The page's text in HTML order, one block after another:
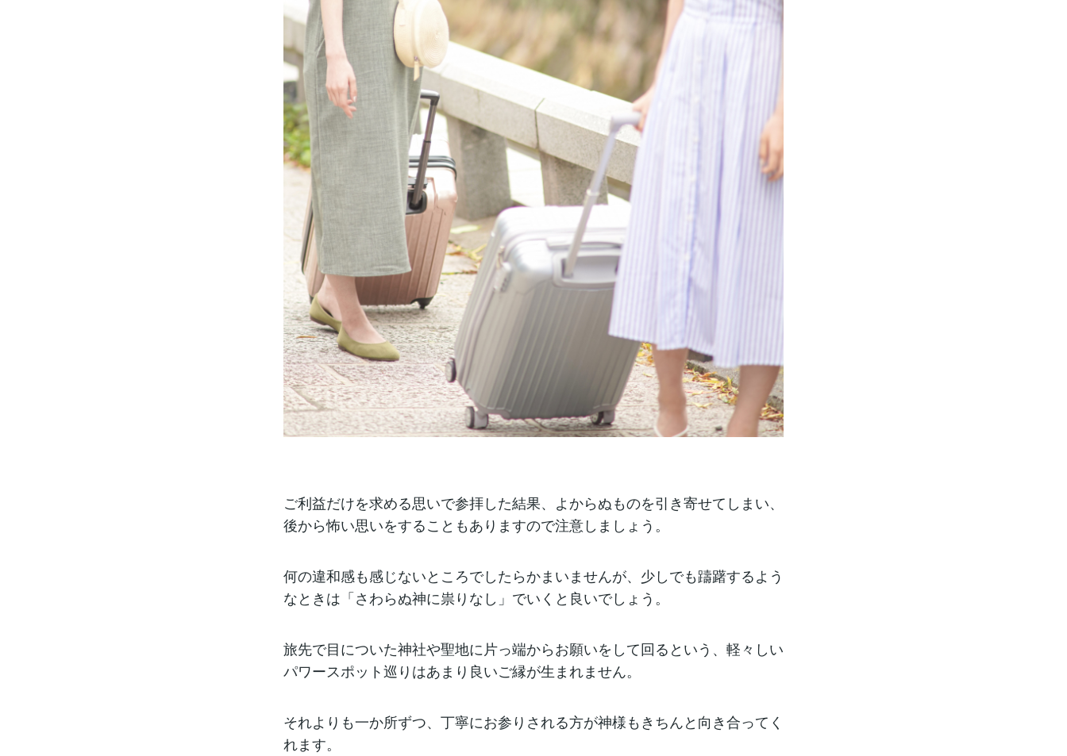
ご利益だけを求める思いで参拝した結果、よからぬものを引き寄せてしまい、
後から怖い思いをすることもありますので注意しましょう。
何の違和感も感じないところでしたらかまいませんが、少しでも躊躇するよう
なときは「さわらぬ神に祟りなし」でいくと良いでしょう。
旅先で目についた神社や聖地に片っ端からお願いをして回るという、軽々しい
パワースポット巡りはあまり良いご縁が生まれません。
それよりも一か所ずつ、丁寧にお参りされる方が神様もきちんと向き合ってく
れます。